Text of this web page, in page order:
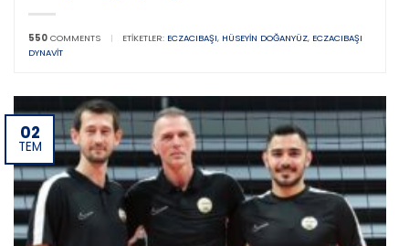
550 COMMENTS | ETIKETLER: ECZACIBAŞI, HÜSEYIN DOĞANYÜZ, ECZACIBAŞI
DYNAVIT
02
TEM